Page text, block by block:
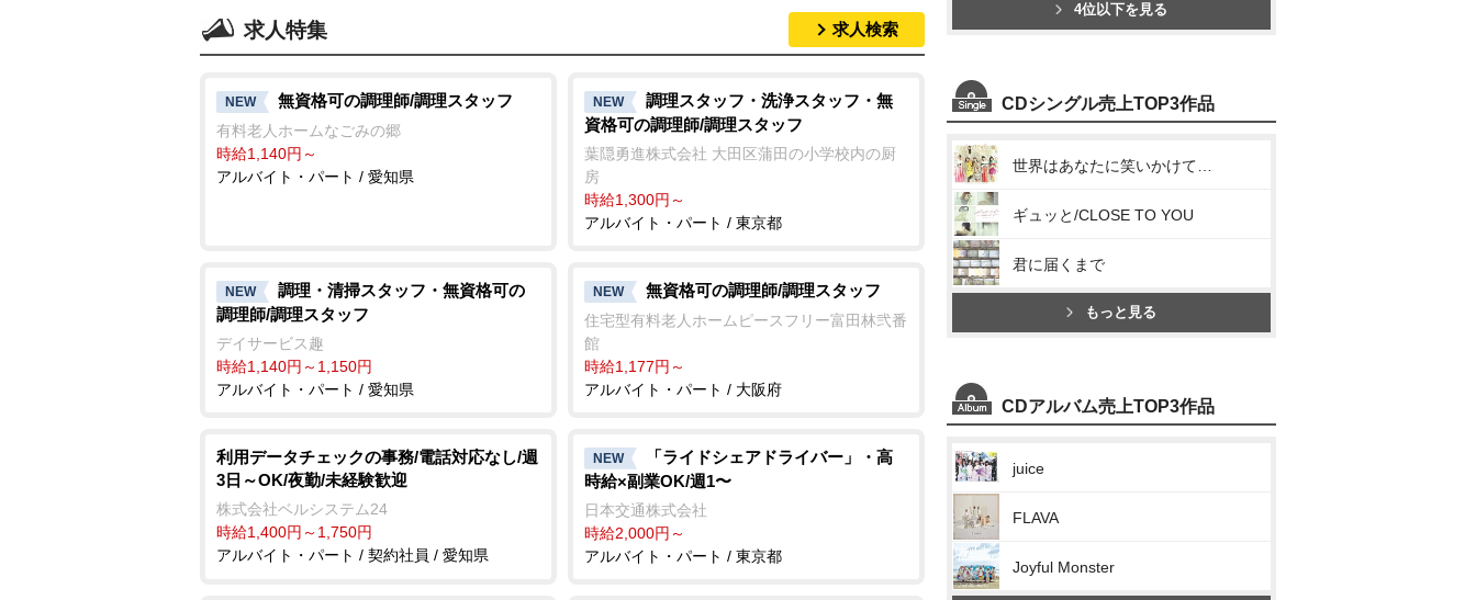
t
e
求人特集 求人検索
NEW 無資格可の調理師/調理スタッフ
有料老人ホームなごみの郷
時給1,140円～
アルバイト・パート / 愛知県
NEW
調理スタッフ・洗浄スタッフ・無
資格可の調理師/調理スタッフ
葉隠勇進株式会社 大田区蒲田の小学校内の厨
房
時給1,300円～
アルバイト・パート / 東京都
NEW
調理・清掃スタッフ・無資格可の
調理師/調理スタッフ
デイサービス趣
時給1,140円～1,150円
アルバイト・パート / 愛知県
NEW 無資格可の調理師/調理スタッフ
住宅型有料老人ホームピースフリー富田林弐番
館
時給1,177円～
アルバイト・パート / 大阪府
利用データチェックの事務/電話対応なし/週
3日～OK/夜勤/未経験歓迎
株式会社ベルシステム24
時給1,400円～1,750円
アルバイト・パート / 契約社員 / 愛知県
NEW
「ライドシェアドライバー」・高
時給×副業OK/週1〜
日本交通株式会社
時給2,000円～
アルバイト・パート / 東京都
4位以下を見る
CDシングル売上TOP3作品
ギュッと/CLOSE TO YOU
君に届くまで
もっと見る
CDアルバム売上TOP3作品
juice
FLAVA
Joyful Monster